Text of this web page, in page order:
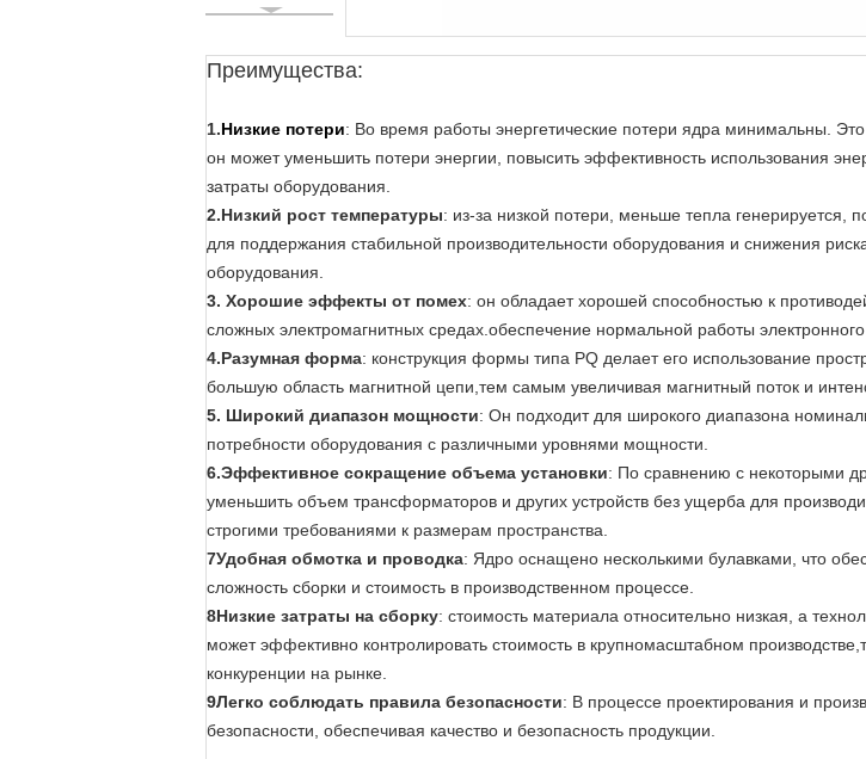
Преимущества:
1.Низкие потери: Во время работы энергетические потери ядра минимальны.
он может уменьшить потери энергии, повысить эффективность использования
затраты оборудования.
2.Низкий рост температуры: из-за низкой потери, меньше тепла
для поддержания стабильной производительности оборудования и снижения
оборудования.
3. Хорошие эффекты от помех: он обладает хорошей способностью к
сложных электромагнитных средах.обеспечение нормальной работы
4.Разумная форма: конструкция формы типа PQ делает его использование
большую область магнитной цепи,тем самым увеличивая магнитный поток и
5. Широкий диапазон мощности: Он подходит для широкого диапазона
потребности оборудования с различными уровнями мощности.
6.Эффективное сокращение объема установки: По сравнению с некоторыми
уменьшить объем трансформаторов и других устройств без ущерба для
строгими требованиями к размерам пространства.
7Удобная обмотка и проводка: Ядро оснащено несколькими булавками, что
сложность сборки и стоимость в производственном процессе.
8Низкие затраты на сборку: стоимость материала относительно низкая, а
может эффективно контролировать стоимость в крупномасштабном
конкуренции на рынке.
9Легко соблюдать правила безопасности: В процессе проектирования и
безопасности, обеспечивая качество и безопасность продукции.